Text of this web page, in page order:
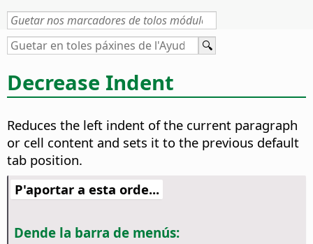
Decrease Indent
Reduces the left indent of the current paragraph
or cell content and sets it to the previous default
tab position.
P'aportar a esta orde...
Dende la barra de menús: